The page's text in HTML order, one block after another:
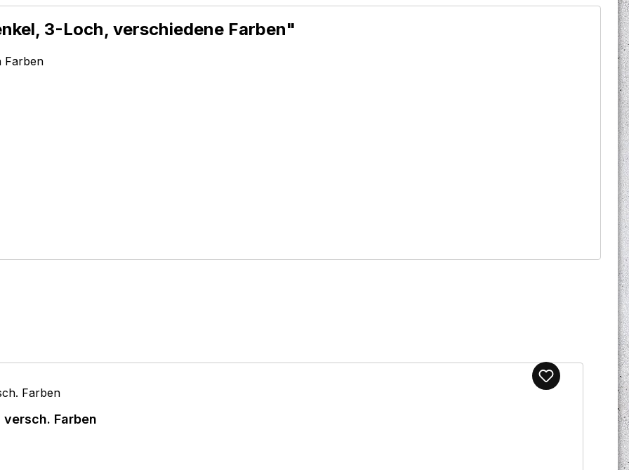
3-Loch, verschiedene Farben"
Farben
Farben